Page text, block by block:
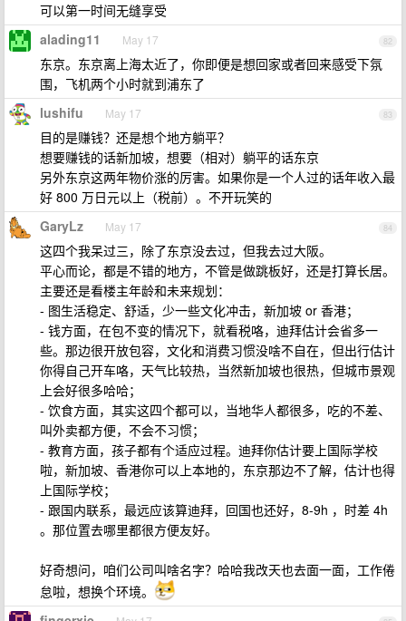
可以第一时间无缝享受
82
alading11 May 17
东京。东京离上海太近了，你即便是想回家或者回来感受下氛
围，飞机两个小时就到浦东了
83
lushifu May 17
目的是赚钱？还是想个地方躺平？
想要赚钱的话新加坡，想要（相对）躺平的话东京
另外东京这两年物价涨的厉害。如果你是一个人过的话年收入最
好 800 万日元以上（税前）。不开玩笑的
84
GaryLz May 17
这四个我呆过三，除了东京没去过，但我去过大阪。
平心而论，都是不错的地方，不管是做跳板好，还是打算长居。
主要还是看楼主年龄和未来规划：
- 图生活稳定、舒适，少一些文化冲击，新加坡 or 香港；
- 钱方面，在包不变的情况下，就看税咯，迪拜估计会省多一
些。那边很开放包容，文化和消费习惯没啥不自在，但出行估计
你得自己开车咯，天气比较热，当然新加坡也很热，但城市景观
上会好很多哈哈；
- 饮食方面，其实这四个都可以，当地华人都很多，吃的不差、
叫外卖都方便，不会不习惯；
- 教育方面，孩子都有个适应过程。迪拜你估计要上国际学校
啦，新加坡、香港你可以上本地的，东京那边不了解，估计也得
上国际学校；
- 跟国内联系，最远应该算迪拜，回国也还好，8-9h ，时差 4h
。那位置去哪里都很方便友好。
好奇想问，咱们公司叫啥名字？哈哈我改天也去面一面，工作倦
怠啦，想换个环境。